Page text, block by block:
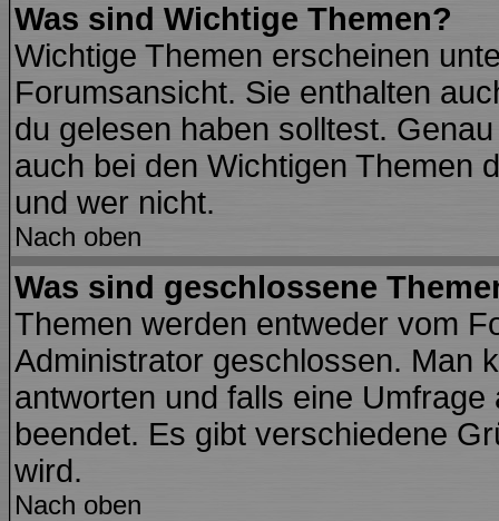
Was sind Wichtige Themen?
Wichtige Themen erscheinen
Forumsansicht. Sie enthalten
du gelesen haben solltest.
auch bei den Wichtigen Themen
und wer nicht.
Nach oben
Was sind geschlossene
Themen werden entweder vom
Administrator geschlossen. Man
antworten und falls eine
beendet. Es gibt verschiedene
wird.
Nach oben